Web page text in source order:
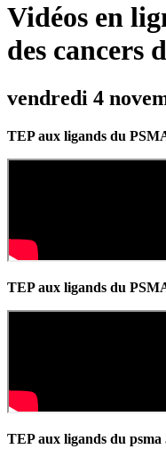
Vidéos en
des cancers
vendredi 4
TEP aux ligands du
TEP aux ligands du
TEP aux ligands du psma